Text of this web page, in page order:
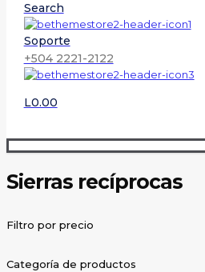
Search
Soporte
+504 2221-2122
L0.00
Sierras recíprocas
Filtro por precio
Categoría de productos